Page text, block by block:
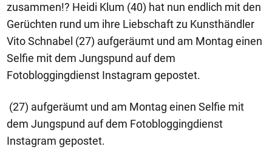
zusammen!? Heidi Klum (40) hat nun endlich mit den
Gerüchten rund um ihre Liebschaft zu Kunsthändler
Vito Schnabel (27) aufgeräumt und am Montag einen
Selfie mit dem Jungspund auf dem
Fotobloggingdienst Instagram gepostet.
(27) aufgeräumt und am Montag einen Selfie mit
dem Jungspund auf dem Fotobloggingdienst
Instagram gepostet.